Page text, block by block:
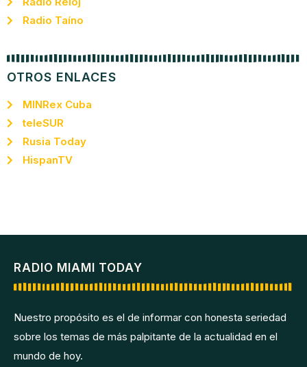
Radio Taíno
OTROS ENLACES
MINRex Cuba
teleSUR
Rusia Today
HispanTV
RADIO MIAMI TODAY
Nuestro propósito es el de informar con honesta seriedad
sobre los temas de más palpitante de la actualidad en el
mundo de hoy.